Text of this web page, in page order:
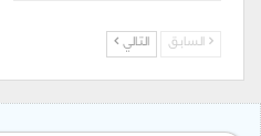
السابق التالي